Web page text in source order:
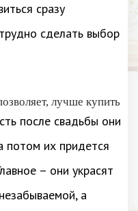
сразу
сделать выбор
лучше купить
после свадьбы они
потом их придется
– они украсят
а